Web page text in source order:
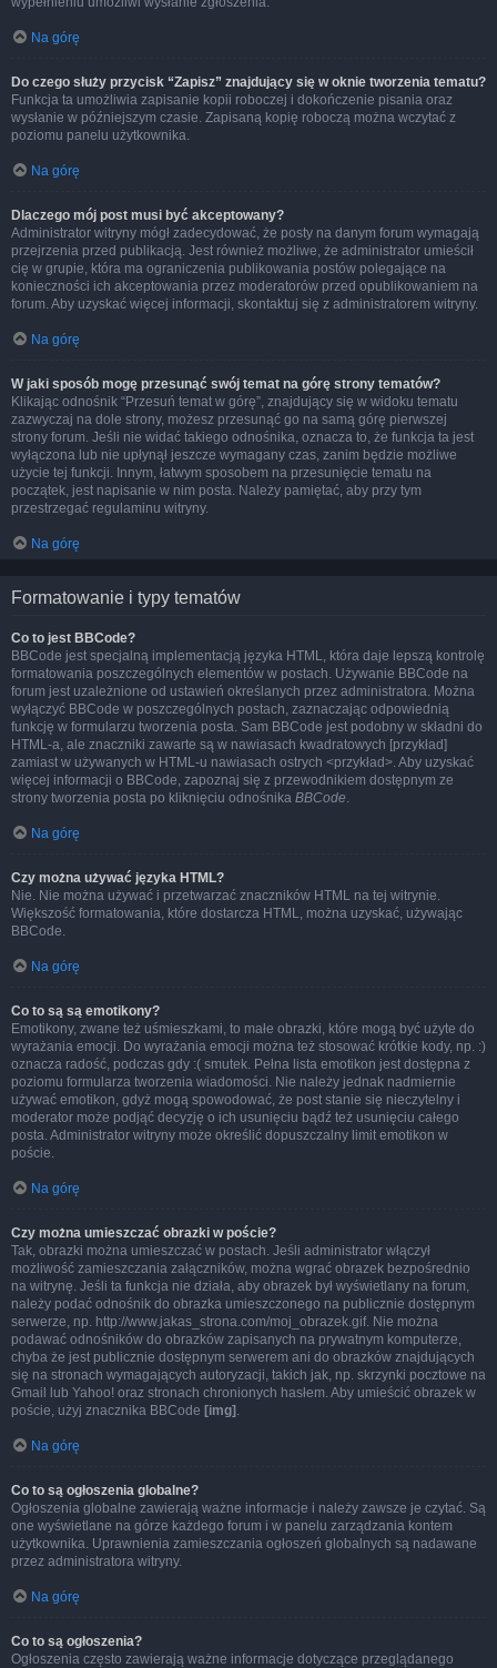
Na górę
Do czego służy przycisk “Zapisz” znajdujący się w oknie tworzenia tematu?
Funkcja ta umożliwia zapisanie kopii roboczej i dokończenie pisania oraz
wysłanie w późniejszym czasie. Zapisaną kopię roboczą można wczytać z
poziomu panelu użytkownika.
Na górę
Dlaczego mój post musi być akceptowany?
Administrator witryny mógł zadecydować, że posty na danym forum wymagają
przejrzenia przed publikacją. Jest również możliwe, że administrator umieścił
cię w grupie, która ma ograniczenia publikowania postów polegające na
konieczności ich akceptowania przez moderatorów przed opublikowaniem na
forum. Aby uzyskać więcej informacji, skontaktuj się z administratorem witryny.
Na górę
W jaki sposób mogę przesunąć swój temat na górę strony tematów?
Klikając odnośnik “Przesuń temat w górę”, znajdujący się w widoku tematu
zazwyczaj na dole strony, możesz przesunąć go na samą górę pierwszej
strony forum. Jeśli nie widać takiego odnośnika, oznacza to, że funkcja ta jest
wyłączona lub nie upłynął jeszcze wymagany czas, zanim będzie możliwe
użycie tej funkcji. Innym, łatwym sposobem na przesunięcie tematu na
początek, jest napisanie w nim posta. Należy pamiętać, aby przy tym
przestrzegać regulaminu witryny.
Na górę
Formatowanie i typy tematów
Co to jest BBCode?
BBCode jest specjalną implementacją języka HTML, która daje lepszą kontrolę
formatowania poszczególnych elementów w postach. Używanie BBCode na
forum jest uzależnione od ustawień określanych przez administratora. Można
wyłączyć BBCode w poszczególnych postach, zaznaczając odpowiednią
funkcję w formularzu tworzenia posta. Sam BBCode jest podobny w składni do
HTML-a, ale znaczniki zawarte są w nawiasach kwadratowych [przykład]
zamiast w używanych w HTML-u nawiasach ostrych <przykład>. Aby uzyskać
więcej informacji o BBCode, zapoznaj się z przewodnikiem dostępnym ze
strony tworzenia posta po kliknięciu odnośnika BBCode.
Na górę
Czy można używać języka HTML?
Nie. Nie można używać i przetwarzać znaczników HTML na tej witrynie.
Większość formatowania, które dostarcza HTML, można uzyskać, używając
BBCode.
Na górę
Co to są są emotikony?
Emotikony, zwane też uśmieszkami, to małe obrazki, które mogą być użyte do
wyrażania emocji. Do wyrażania emocji można też stosować krótkie kody, np. :)
oznacza radość, podczas gdy :( smutek. Pełna lista emotikon jest dostępna z
poziomu formularza tworzenia wiadomości. Nie należy jednak nadmiernie
używać emotikon, gdyż mogą spowodować, że post stanie się nieczytelny i
moderator może podjąć decyzję o ich usunięciu bądź też usunięciu całego
posta. Administrator witryny może określić dopuszczalny limit emotikon w
poście.
Na górę
Czy można umieszczać obrazki w poście?
Tak, obrazki można umieszczać w postach. Jeśli administrator włączył
możliwość zamieszczania załączników, można wgrać obrazek bezpośrednio
na witrynę. Jeśli ta funkcja nie działa, aby obrazek był wyświetlany na forum,
należy podać odnośnik do obrazka umieszczonego na publicznie dostępnym
serwerze, np. http://www.jakas_strona.com/moj_obrazek.gif. Nie można
podawać odnośników do obrazków zapisanych na prywatnym komputerze,
chyba że jest publicznie dostępnym serwerem ani do obrazków znajdujących
się na stronach wymagających autoryzacji, takich jak, np. skrzynki pocztowe na
Gmail lub Yahoo! oraz stronach chronionych hasłem. Aby umieścić obrazek w
poście, użyj znacznika BBCode [img] .
Na górę
Co to są ogłoszenia globalne?
Ogłoszenia globalne zawierają ważne informacje i należy zawsze je czytać. Są
one wyświetlane na górze każdego forum i w panelu zarządzania kontem
użytkownika. Uprawnienia zamieszczania ogłoszeń globalnych są nadawane
przez administratora witryny.
Na górę
Co to są ogłoszenia?
Ogłoszenia często zawierają ważne informacje dotyczące przeglądanego